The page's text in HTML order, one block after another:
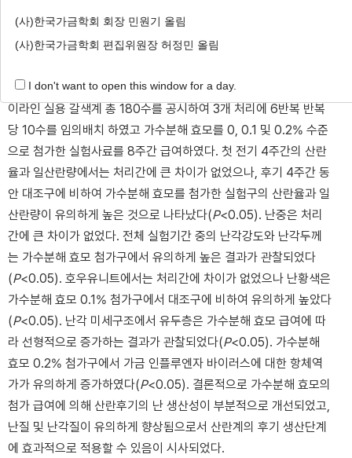
적요
본 실험은 산란후기의 공시계에서 가수분해 효모의 수준별 급여
하여 보조사료적 가치를 검토하기 위하여 수행하였다. 58주령 하
이라인 실용 갈색계 총 180수를 공시하여 3개 처리에 6반복 반복
당 10수를 임의배치 하였고 가수분해 효모를 0, 0.1 및 0.2% 수준
으로 첨가한 실험사료를 8주간 급여하였다. 첫 전기 4주간의 산란
율과 일산란량에서는 처리간에 큰 차이가 없었으나, 후기 4주간 동
안 대조구에 비하여 가수분해 효모를 첨가한 실험구의 산란율과 일
산란량이 유의하게 높은 것으로 나타났다(P<0.05). 난중은 처리
간에 큰 차이가 없었다. 전체 실험기간 중의 난각강도와 난각두께
는 가수분해 효모 첨가구에서 유의하게 높은 결과가 관찰되었다
(P<0.05). 호우유니트에서는 처리간에 차이가 없었으나 난황색은
가수분해 효모 0.1% 첨가구에서 대조구에 비하여 유의하게 높았다
(P<0.05). 난각 미세구조에서 유두층은 가수분해 효모 급여에 따
라 선형적으로 증가하는 결과가 관찰되었다(P<0.05). 가수분해
효모 0.2% 첨가구에서 가금 인플루엔자 바이러스에 대한 항체역
가가 유의하게 증가하였다(P<0.05). 결론적으로 가수분해 효모의
첨가 급여에 의해 산란후기의 난 생산성이 부분적으로 개선되었고,
난질 및 난각질이 유의하게 향상됨으로서 산란계의 후기 생산단계
에 효과적으로 적용할 수 있음이 시사되었다.
(사)한국가금학회 회장 민원기 올림
(사)한국가금학회 편집위원장 허정민 올림
I don't want to open this window for a day.